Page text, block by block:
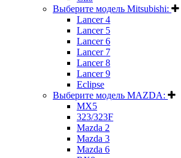
Выберите модель Mitsubishi:
Lancer 4
Lancer 5
Lancer 6
Lancer 7
Lancer 8
Lancer 9
Eclipse
Выберите модель MAZDA:
MX5
323/323F
Mazda 2
Mazda 3
Mazda 6